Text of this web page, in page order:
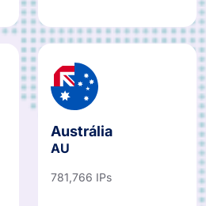
Austrália
AU
781,766 IPs